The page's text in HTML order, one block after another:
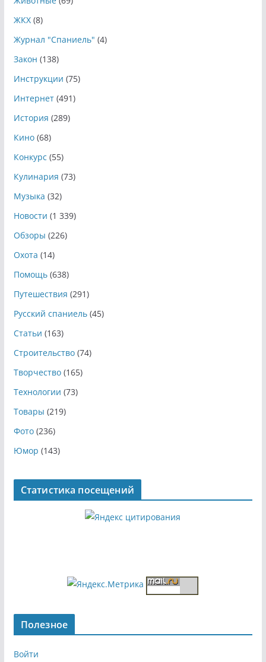
ЖКХ(8)
Журнал "Спаниель" (4)
Закон (138)
Инструкции (75)
Интернет(491)
История (289)
Кино(68)
Конкурс (55)
Кулинария (73)
Музыка (32)
Новости (1 339)
Обзоры (226)
Охота (14)
Помощь(638)
Путешествия (291)
Русский спаниель(45)
Статьи (163)
Строительство(74)
Творчество(165)
Технологии (73)
Товары (219)
Фото(236)
Юмор (143)
Статистика посещений
Полезное
Войти